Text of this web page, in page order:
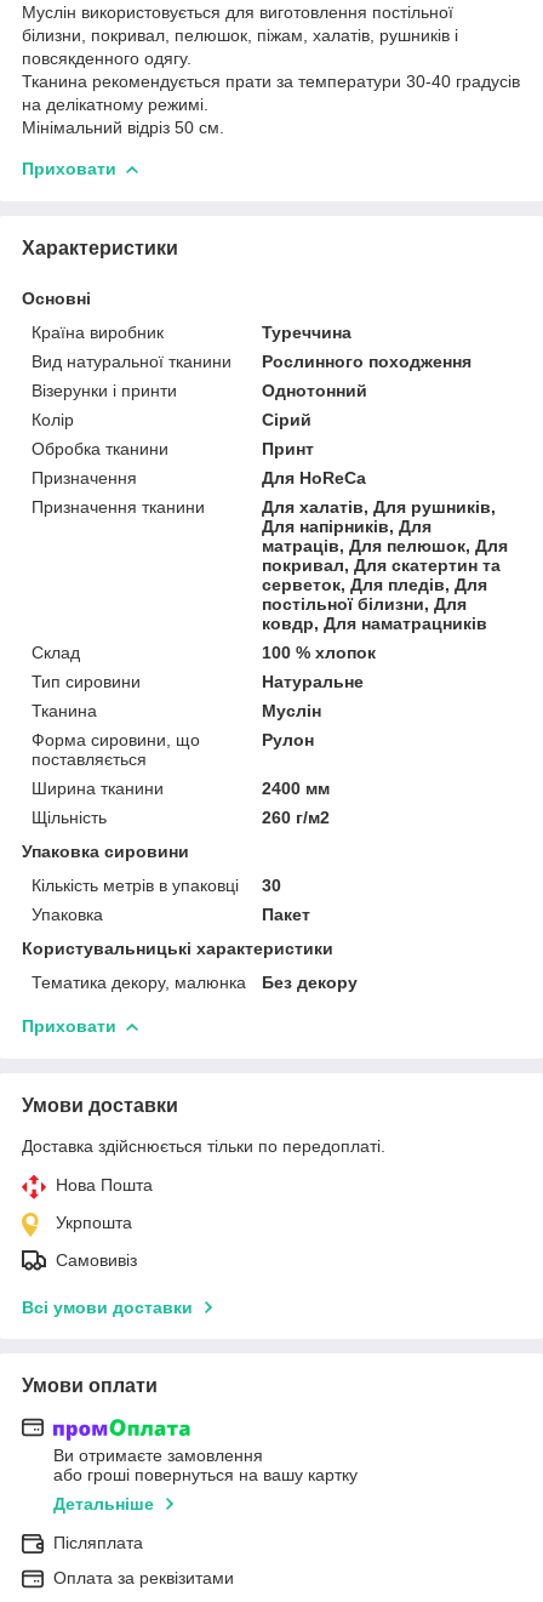
Муслін використовується для виготовлення постільної
білизни, покривал, пелюшок, піжам, халатів, рушників і
повсякденного одягу.
Тканина рекомендується прати за температури 30-40 градусів
на делікатному режимі.
Мінімальний відріз 50 см.
Приховати
Характеристики
Основні
Країна виробник
Туреччина
Вид натуральної тканини
Рослинного походження
Візерунки і принти
Однотонний
Колір
Сірий
Обробка тканини
Принт
Призначення
Для HoReCa
Призначення тканини
Для халатів, Для рушників,
Для напірників, Для
матраців, Для пелюшок, Для
покривал, Для скатертин та
серветок, Для пледів, Для
постільної білизни, Для
ковдр, Для наматрацників
Склад
100 % хлопок
Тип сировини
Натуральне
Тканина
Муслін
Форма сировини, що
поставляється
Рулон
Ширина тканини
2400 мм
Щільність
260 г/м2
Упаковка сировини
Кількість метрів в упаковці
30
Упаковка
Пакет
Користувальницькі характеристики
Тематика декору, малюнка
Без декору
Приховати
Умови доставки
Доставка здійснюється тільки по передоплаті.
Нова Пошта
Укрпошта
Самовивіз
Всі умови доставки
Умови оплати
Ви отримаєте замовлення
або гроші повернуться на вашу картку
Детальніше
Післяплата
Оплата за реквізитами